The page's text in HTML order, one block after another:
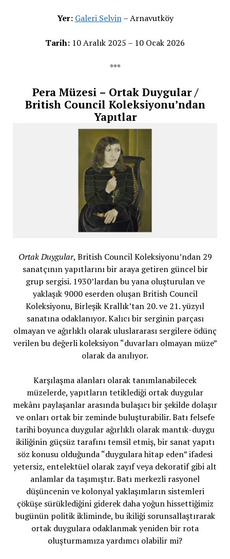
Yer: Galeri Selvin– Arnavutköy
Tarih: 10 Aralık 2025 – 10 Ocak 2026
***
Pera Müzesi – Ortak Duygular /
British Council Koleksiyonu’ndan
Yapıtlar
Ortak Duygular, British Council Koleksiyonu’ndan 29
sanatçının yapıtlarını bir araya getiren güncel bir
grup sergisi. 1930’lardan bu yana oluşturulan ve
yaklaşık 9000 eserden oluşan British Council
Koleksiyonu, Birleşik Krallık’tan 20. ve 21. yüzyıl
sanatına odaklanıyor. Kalıcı bir serginin parçası
olmayan ve ağırlıklı olarak uluslararası sergilere ödünç
verilen bu değerli koleksiyon “duvarları olmayan müze”
olarak da anılıyor.
Karşılaşma alanları olarak tanımlanabilecek
müzelerde, yapıtların tetiklediği ortak duygular
mekânı paylaşanlar arasında bulaşıcı bir şekilde dolaşır
ve onları ortak bir zeminde buluşturabilir. Batı felsefe
tarihi boyunca duygular ağırlıklı olarak mantık-duygu
ikiliğinin güçsüz tarafını temsil etmiş, bir sanat yapıtı
söz konusu olduğunda “duygulara hitap eden” ifadesi
yetersiz, entelektüel olarak zayıf veya dekoratif gibi alt
anlamlar da taşımıştır. Batı merkezli rasyonel
düşüncenin ve kolonyal yaklaşımların sistemleri
çöküşe sürüklediğini giderek daha yoğun hissettiğimiz
bugünün politik ikliminde, bu ikiliği sorunsallaştırarak
ortak duygulara odaklanmak yeniden bir rota
oluşturmamıza yardımcı olabilir mi?